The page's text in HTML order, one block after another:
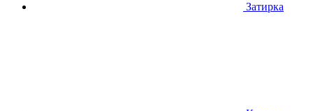
Затирка